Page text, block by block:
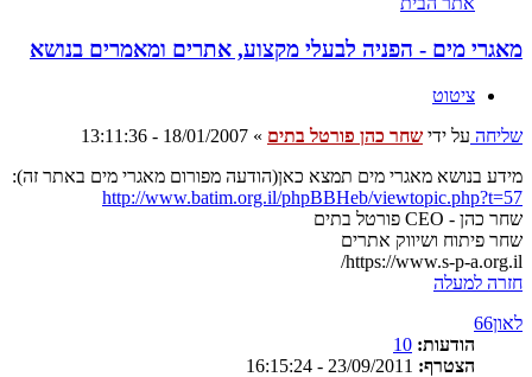
מאגרי מים - הפניה לבעלי מקצוע, אתרים ומאמרים בנושא
ציטוט
שליחה על ידי שחר כהן פורטל בתים »
18/01/2007 - 13:11:36
מידע בנושא מאגרי מים תמצא כאן(הודעה מפורום מאגרי מים באתר זה):
http://www.batim.org.il/phpBBHeb/viewtopic.php?t=57
שחר כהן - CEO פורטל בתים
שחר פיתוח ושיווק אתרים
https://www.s-p-a.org.il/
חזרה למעלה
לאון66
הודעות: 10
הצטרף: